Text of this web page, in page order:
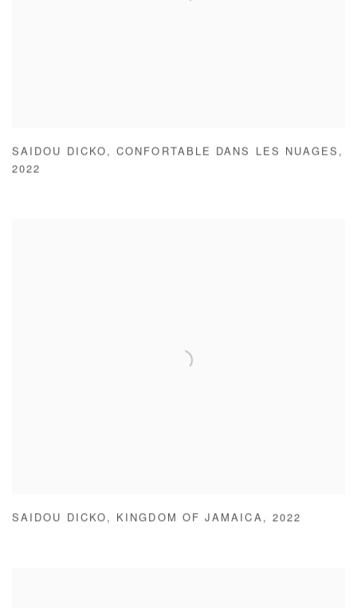
SAIDOU DICKO ,CONFORTABLE DANS LES NUAGES ,
2022
SAIDOU DICKO , KINGDOM OF JAMAICA , 2022